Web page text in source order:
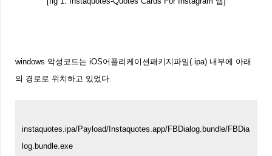
windows 악성코드는 iOS어플리케이션패키지파일(.ipa) 내부에 아래
의 경로로 위치하고 있었다.
instaquotes.ipa/Payload/Instaquotes.app/FBDialog.bundle/FBDia
log.bundle.exe